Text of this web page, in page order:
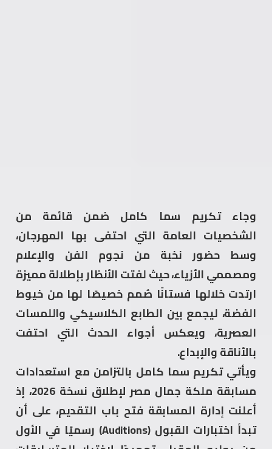
وجاء تكريم سما كامل ضمن قائمة من
الشخصيات العامة التي احتفى بها المهرجان،
وسط حضور نخبة من نجوم الفن والإعلام
ومصممي الأزياء، حيث لفتت الأنظار بإطلالة مميزة
ارتدت خلالها فستانًا صُمم خصيصًا لها من خيوط
الفضة، ليجمع بين الطابع الكلاسيكي واللمسات
العصرية، ويعكس أجواء الحدث التي احتفت
بالأناقة والإبداع.
ويأتي تكريم سما كامل بالتزامن مع استعدادات
مسابقة ملكة جمال مصر لإطلاق نسخة 2026، إذ
أعلنت إدارة المسابقة فتح باب التقديم، على أن
تبدأ اختبارات القبول (Auditions) رسميًا في الأول